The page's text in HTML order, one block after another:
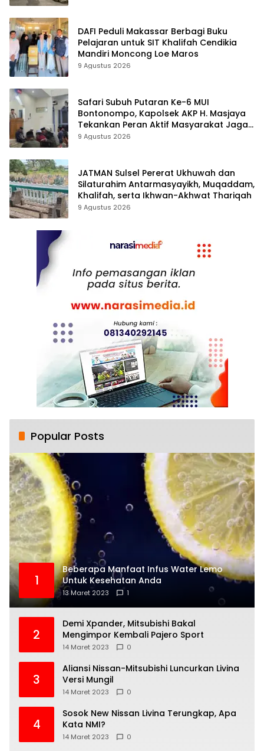
DAFI Peduli Makassar Berbagi Buku
Pelajaran untuk SIT Khalifah Cendikia
Mandiri Moncong Loe Maros
9 Agustus 2026
Safari Subuh Putaran Ke-6 MUI
Bontonompo, Kapolsek AKP H. Masjaya
Tekankan Peran Aktif Masyarakat Jaga
Kamtibmas
9 Agustus 2026
JATMAN Sulsel Pererat Ukhuwah dan
Silaturahim Antarmasyayikh, Muqaddam,
Khalifah, serta Ikhwan-Akhwat Thariqah
9 Agustus 2026
Popular Posts
1
Beberapa Manfaat Infus Water Lemo
Untuk Kesehatan Anda
13 Maret 2023 1
2
Demi Xpander, Mitsubishi Bakal
Mengimpor Kembali Pajero Sport
14 Maret 2023 0
3
Aliansi Nissan-Mitsubishi Luncurkan Livina
Versi Mungil
14 Maret 2023 0
4
Sosok New Nissan Livina Terungkap, Apa
Kata NMI?
14 Maret 2023 0